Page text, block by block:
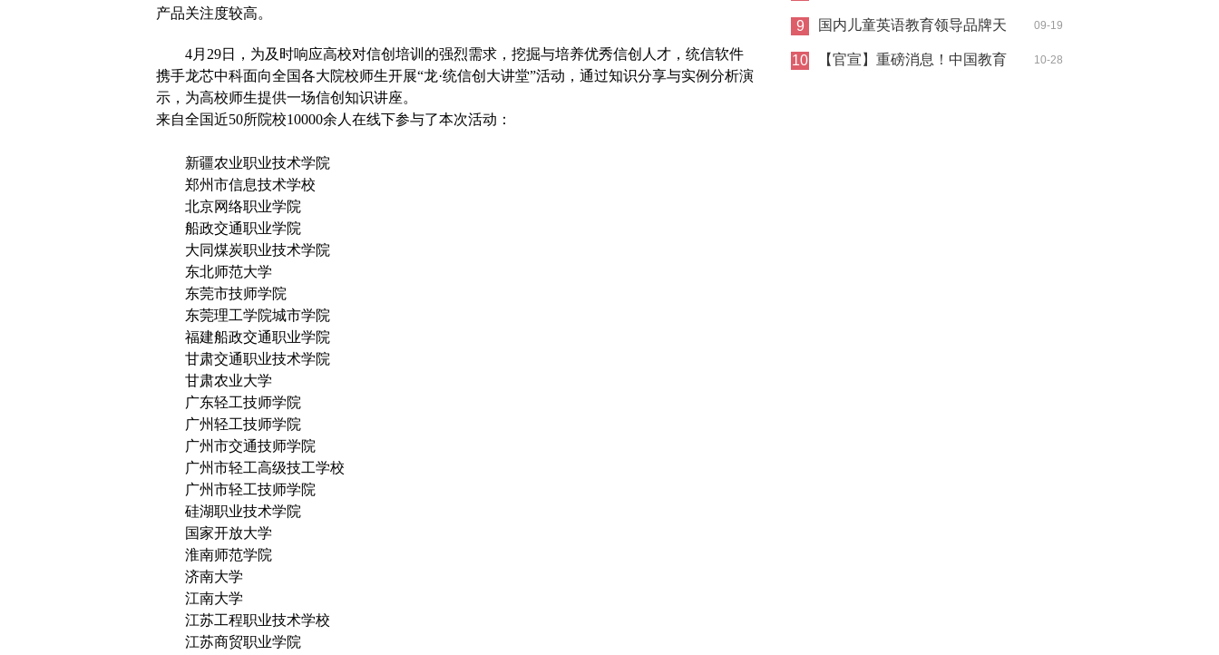
产品关注度较高。
4月29日，为及时响应高校对信创培训的强烈需求，挖掘与培养优秀信创人才，统信软件
携手龙芯中科面向全国各大院校师生开展“龙·统信创大讲堂”活动，通过知识分享与实例分析演
示，为高校师生提供一场信创知识讲座。
来自全国近50所院校10000余人在线下参与了本次活动：
新疆农业职业技术学院
郑州市信息技术学校
北京网络职业学院
船政交通职业学院
大同煤炭职业技术学院
东北师范大学
东莞市技师学院
东莞理工学院城市学院
福建船政交通职业学院
甘肃交通职业技术学院
甘肃农业大学
广东轻工技师学院
广州轻工技师学院
广州市交通技师学院
广州市轻工高级技工学校
广州市轻工技师学院
硅湖职业技术学院
国家开放大学
淮南师范学院
济南大学
江南大学
江苏工程职业技术学校
江苏商贸职业学院
炉，用心
9 国内儿童英语教育领导品牌天
童美语
09-19
10 【官宣】重磅消息！中国教育 10-28